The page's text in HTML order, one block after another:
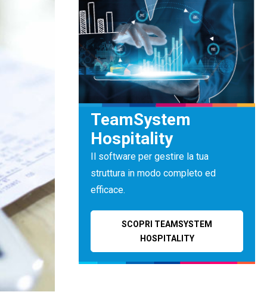
TeamSystem
Hospitality
Il software per gestire la tua
struttura in modo completo ed
efficace.
SCOPRI TEAMSYSTEM
HOSPITALITY